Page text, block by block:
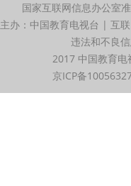
国家互联网信息办公室
主办：中国教育电视台 | 互
违法和不良
2017 中国教育
京ICP备